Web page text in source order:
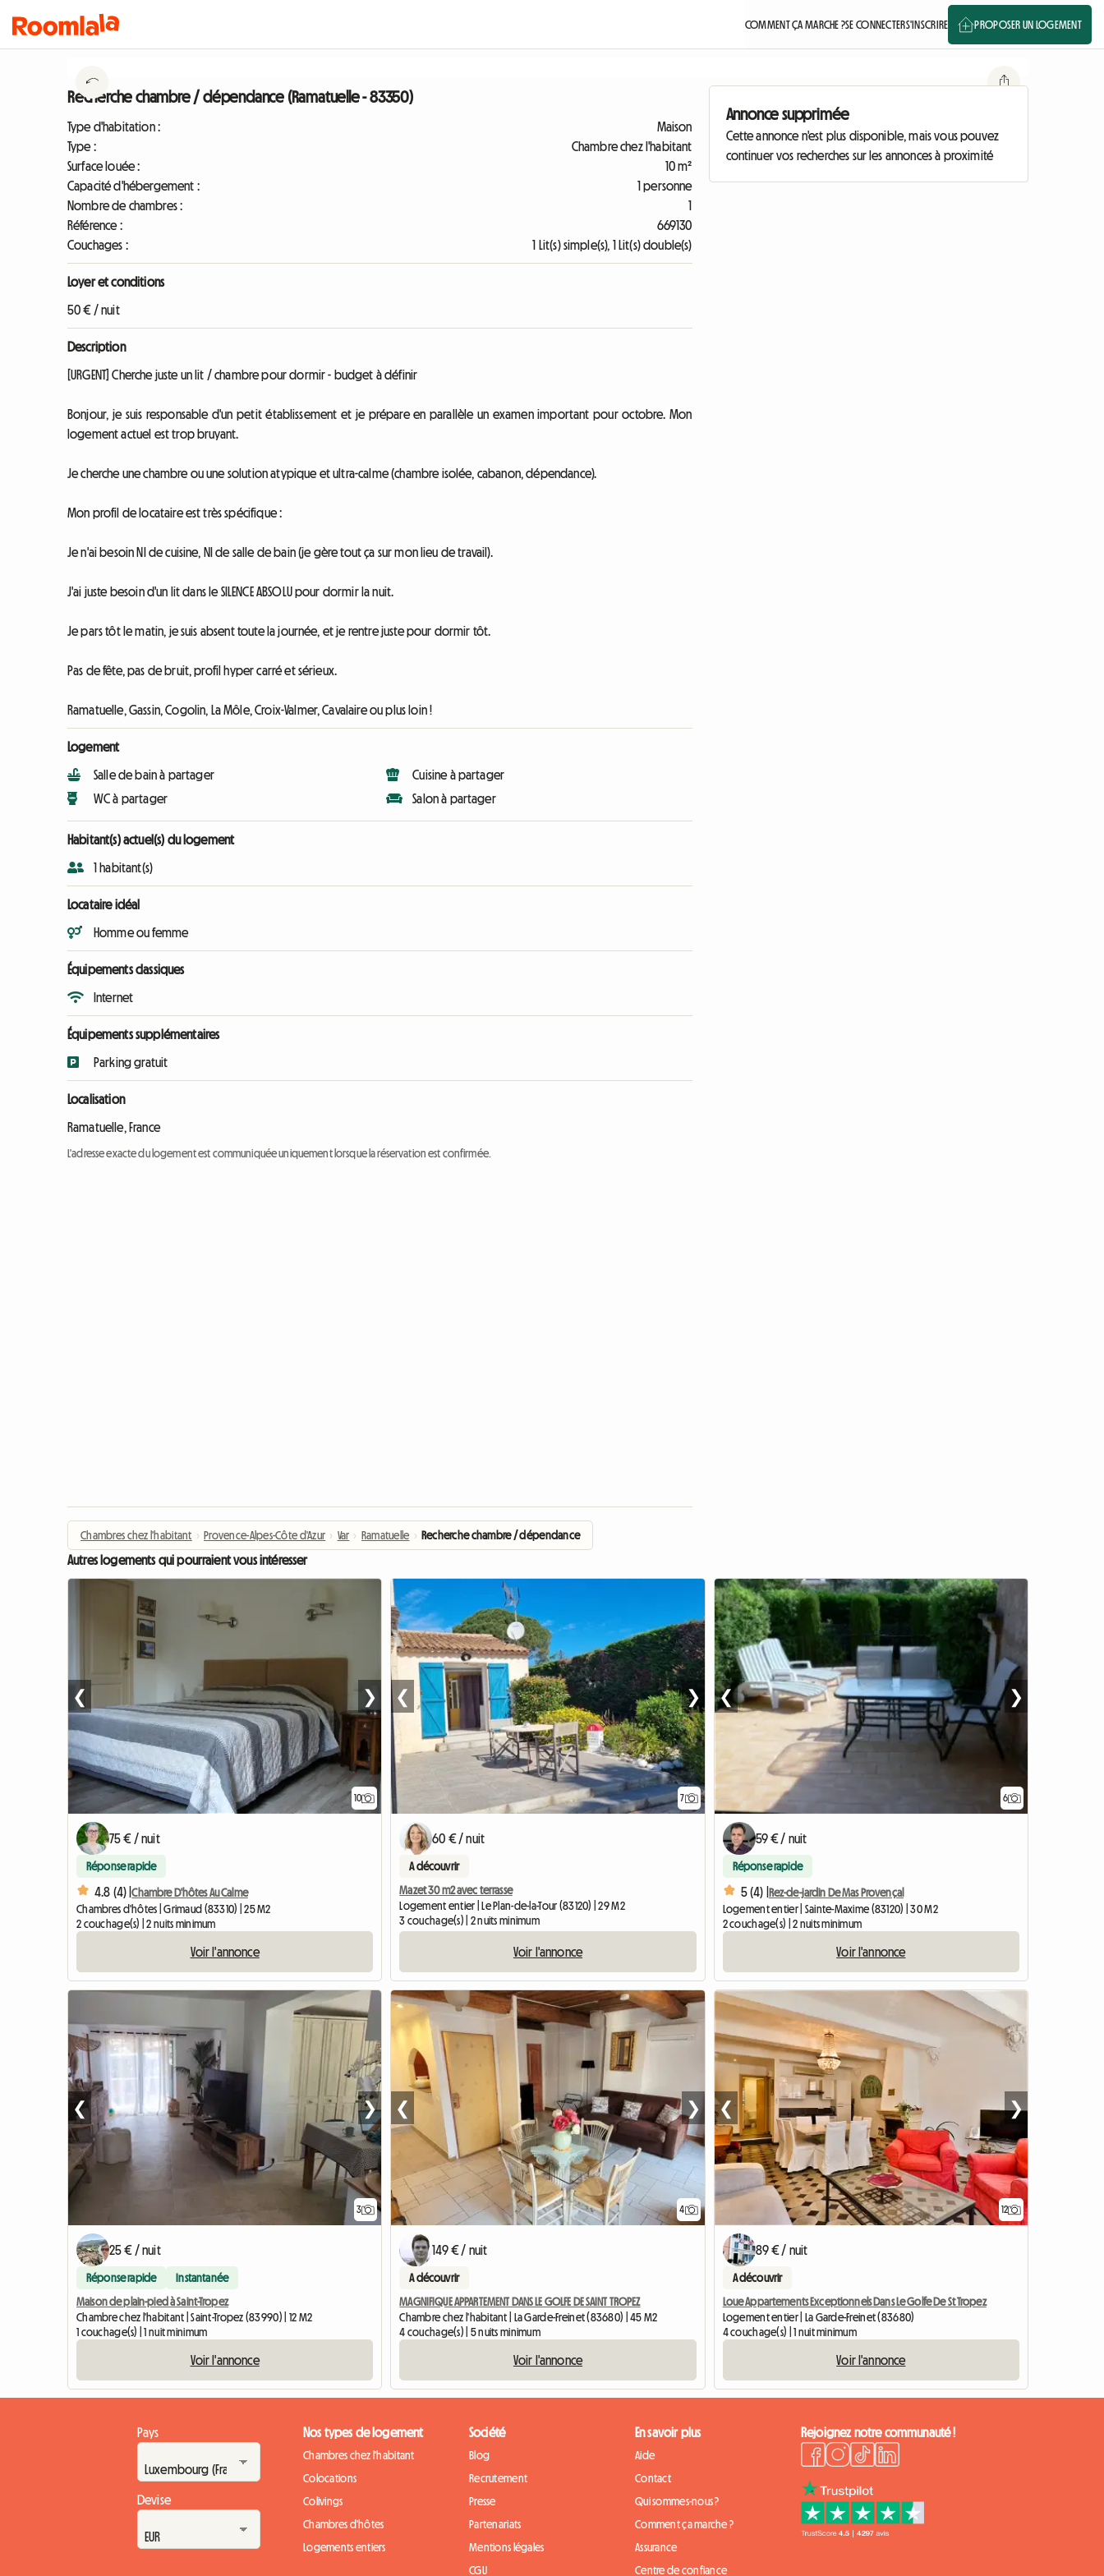
COMMENT ÇA MARCHE ?SE CONNECTERS'INSCRIRE PROPOSER UN LOGEMENT
Recherche chambre / dépendance (Ramatuelle - 83350)
Type d'habitation :
Maison
Type :
Chambre chez l'habitant
Surface louée :
10 m²
Capacité d'hébergement :
1 personne
Nombre de chambres :
1
Référence :
669130
Couchages :
1 Lit(s) simple(s), 1 Lit(s) double(s)
Loyer et conditions
50 € / nuit
Description
[URGENT] Cherche juste un lit / chambre pour dormir - budget à définir
Bonjour, je suis responsable d'un petit établissement et je prépare en parallèle un examen important pour octobre. Mon
logement actuel est trop bruyant.
Je cherche une chambre ou une solution atypique et ultra-calme (chambre isolée, cabanon, dépendance).
Mon profil de locataire est très spécifique :
Je n'ai besoin NI de cuisine, NI de salle de bain (je gère tout ça sur mon lieu de travail).
J'ai juste besoin d'un lit dans le SILENCE ABSOLU pour dormir la nuit.
Je pars tôt le matin, je suis absent toute la journée, et je rentre juste pour dormir tôt.
Pas de fête, pas de bruit, profil hyper carré et sérieux.
Ramatuelle, Gassin, Cogolin, La Môle, Croix-Valmer, Cavalaire ou plus loin !
Logement
Salle de bain à partager
WC à partager
Cuisine à partager
Salon à partager
Habitant(s) actuel(s) du logement
1 habitant(s)
Locataire idéal
Homme ou femme
Équipements classiques
Internet
Équipements supplémentaires
Parking gratuit
Localisation
Ramatuelle, France
L'adresse exacte du logement est communiquée uniquement lorsque la réservation est confirmée.
Annonce supprimée
Cette annonce n'est plus disponible, mais vous pouvez
continuer vos recherches sur les annonces à proximité
Chambres chez l'habitant › Provence-Alpes-Côte d'Azur › Var › Ramatuelle › Recherche chambre / dépendance
Autres logements qui pourraient vous intéresser
10
❮ ❯
75 € / nuit
Réponse rapide
4.8 (4) |Chambre D'hôtes Au Calme
Chambres d'hôtes | Grimaud (83310) | 25 M2
2 couchage(s) | 2 nuits minimum
Voir l'annonce
7
❮ ❯
60 € / nuit
A découvrir
Mazet 30 m2 avec terrasse
Logement entier | Le Plan-de-la-Tour (83120) | 29 M2
3 couchage(s) | 2 nuits minimum
Voir l'annonce
6
❮ ❯
59 € / nuit
Réponse rapide
5 (4) |
Rez-de-jardin De Mas Provençal
Logement entier | Sainte-Maxime (83120) | 30 M2
2 couchage(s) | 2 nuits minimum
Voir l'annonce
3
❮ ❯
25 € / nuit
Réponse rapide Instantanée
Maison de plain-pied à Saint-Tropez
Chambre chez l'habitant | Saint-Tropez (83990) | 12 M2
1 couchage(s) | 1 nuit minimum
Voir l'annonce
4
❮ ❯
149 € / nuit
A découvrir
MAGNIFIQUE APPARTEMENT DANS LE GOLFE DE SAINT TROPEZ
Chambre chez l'habitant | La Garde-Freinet (83680) | 45 M2
4 couchage(s) | 5 nuits minimum
Voir l'annonce
12
❮ ❯
89 € / nuit
A découvrir
Loue Appartements Exceptionnels Dans Le Golfe De St Tropez
Logement entier | La Garde-Freinet (83680)
4 couchage(s) | 1 nuit minimum
Voir l'annonce
Pays
Devise
Nos types de logement
Chambres chez l'habitant
Colocations
Colivings
Chambres d'hôtes
Logements entiers
Société
Blog
Recrutement
Presse
Partenariats
Mentions légales
CGU
En savoir plus
Aide
Contact
Qui sommes-nous ?
Comment ça marche ?
Assurance
Centre de confiance
Rejoignez notre communauté !